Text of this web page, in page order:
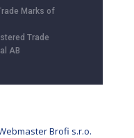
Marks of
Trade
AB
Brofi s.r.o.